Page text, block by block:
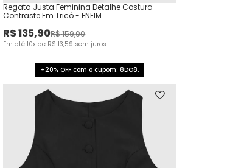
Regata Justa Feminina Detalhe Costura
Contraste Em Tricô - ENFIM
R$135,90R$159,00
Em até10x de R$ 13,59 sem juros
+20% OFF com o cupom: 8DO8.